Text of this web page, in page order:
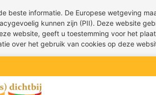
beste informatie. De Europese wetgeving
kunnen zijn (PII). Deze website
website, geeft u toestemming voor het
over het gebruik van cookies op deze